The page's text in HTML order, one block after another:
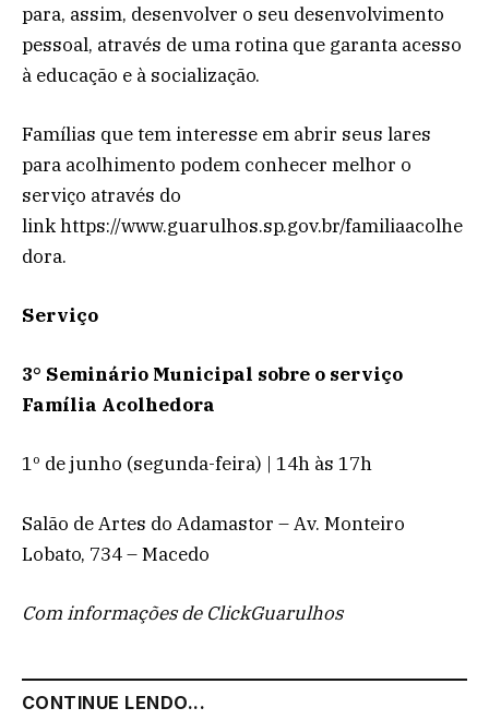
para, assim, desenvolver o seu desenvolvimento
pessoal, através de uma rotina que garanta acesso
à educação e à socialização.
Famílias que tem interesse em abrir seus lares
para acolhimento podem conhecer melhor o
serviço através do
link https://www.guarulhos.sp.gov.br/familiaacolhe
dora.
Serviço
3° Seminário Municipal sobre o serviço
Família Acolhedora
1º de junho (segunda-feira) | 14h às 17h
Salão de Artes do Adamastor – Av. Monteiro
Lobato, 734 – Macedo
Com informações de ClickGuarulhos
CONTINUE LENDO...